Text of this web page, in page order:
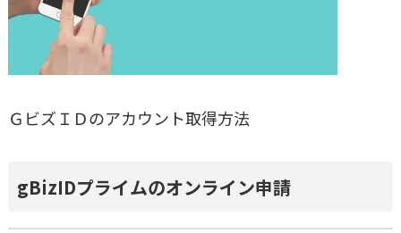
ＧビズＩＤのアカウント取得方法
gBizIDプライムのオンライン申請